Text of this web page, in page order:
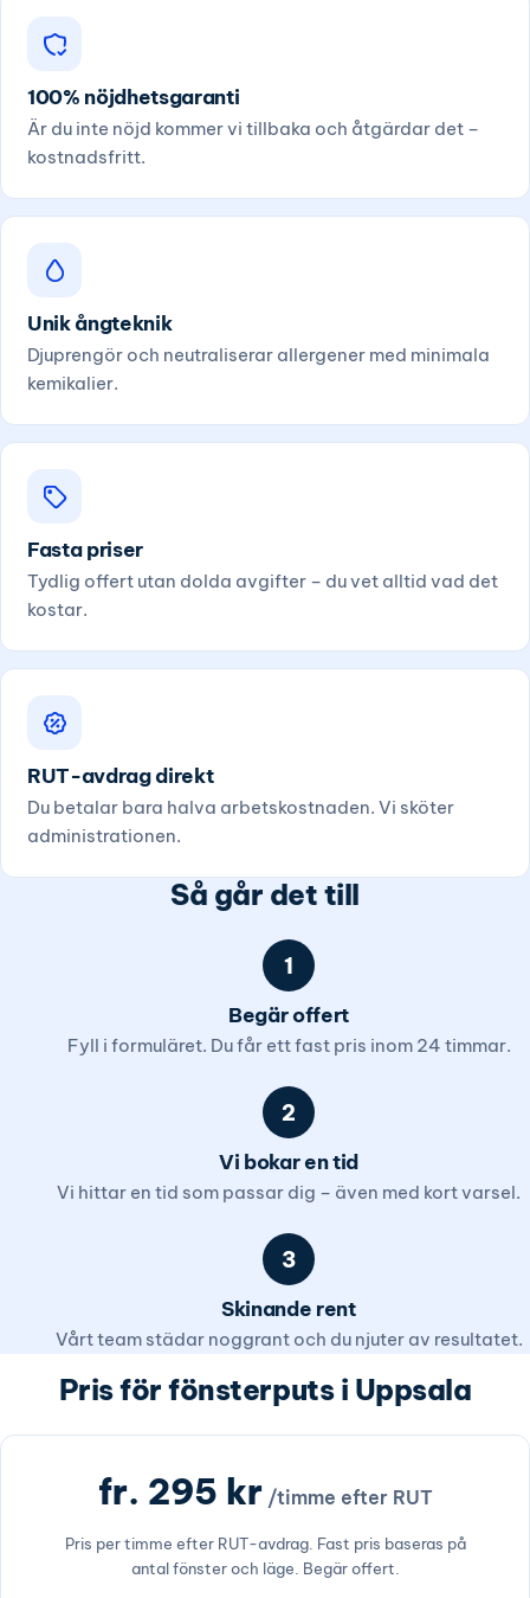
100% nöjdhetsgaranti
Är du inte nöjd kommer vi tillbaka och åtgärdar det –
kostnadsfritt.
Unik ångteknik
Djuprengör och neutraliserar allergener med minimala
kemikalier.
Fasta priser
Tydlig offert utan dolda avgifter – du vet alltid vad det
kostar.
RUT-avdrag direkt
Du betalar bara halva arbetskostnaden. Vi sköter
administrationen.
Så går det till
1
Begär offert
Fyll i formuläret. Du får ett fast pris inom 24 timmar.
2
Vi bokar en tid
Vi hittar en tid som passar dig – även med kort varsel.
3
Skinande rent
Vårt team städar noggrant och du njuter av resultatet.
Pris för fönsterputs i Uppsala
fr. 295 kr /timme efter RUT
Pris per timme efter RUT-avdrag. Fast pris baseras på
antal fönster och läge. Begär offert.